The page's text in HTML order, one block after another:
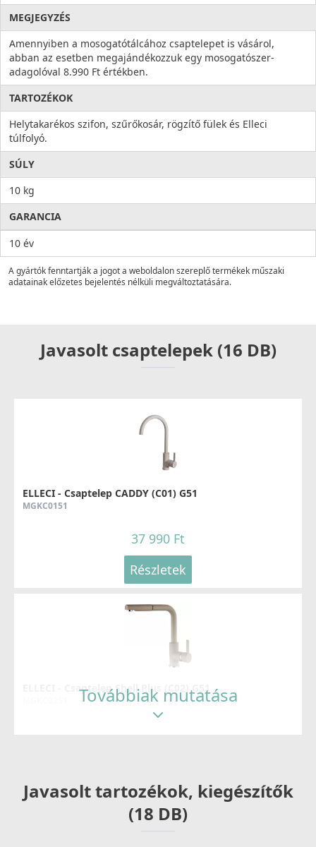
MEGJEGYZÉS
Amennyiben a mosogatótálcához csaptelepet is vásárol,
abban az esetben megajándékozzuk egy mosogatószer-
adagolóval 8.990 Ft értékben.
TARTOZÉKOK
Helytakarékos szifon, szűrőkosár, rögzítő fülek és Elleci
túlfolyó.
SÚLY
10 kg
GARANCIA
10 év
A gyártók fenntartják a jogot a weboldalon szereplő termékek műszaki
adatainak előzetes bejelentés nélküli megváltoztatására.
Javasolt csaptelepek (16 DB)
ELLECI - Csaptelep CADDY (C01) G51
MGKC0151
37 990 Ft
Részletek
ELLECI - Csaptelep Shell Plus (C02) G51
Továbbiak mutatása
Javasolt tartozékok, kiegészítők
(18 DB)